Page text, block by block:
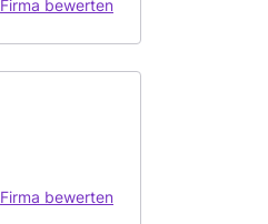
Firma bewerten
Firma bewerten